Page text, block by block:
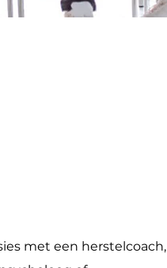
met een herstelcoach,